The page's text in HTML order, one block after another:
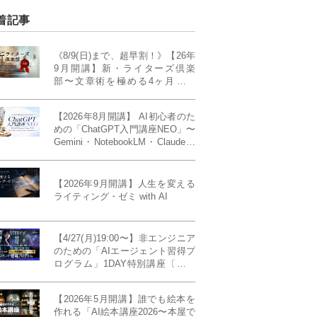
記事
《8/9(日)まで、超早割！》【26年
9月開講】新・ライターズ倶楽
部〜文章術を極める4ヶ月講義
【2026年8月開講】 AI初心者のた
めの「ChatGPT入門講座NEO」〜
Gemini・NotebookLM・Claudeま
座〕
【2026年9月開講】人生を変える
ライティング・ゼミ with AI
【4/27(月)19:00〜】非エンジニア
のための「AIエージェント習得プ
ログラム」1DAY特別講座〔パワ
【2026年5月開講】誰でも絵本を
作れる「AI絵本講座2026〜本屋で